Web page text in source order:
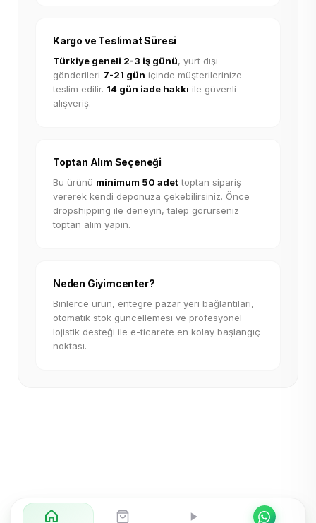
Kargo ve Teslimat Süresi
Türkiye geneli 2-3 iş günü, yurt dışı
gönderileri 7-21 gün içinde müşterilerinize
teslim edilir. 14 gün iade hakkı ile güvenli
alışveriş.
Toptan Alım Seçeneği
Bu ürünü minimum 50 adettoptan sipariş
vererek kendi deponuza çekebilirsiniz. Önce
dropshipping ile deneyin, talep görürseniz
toptan alım yapın.
Neden Giyimcenter?
Binlerce ürün, entegre pazar yeri bağlantıları,
otomatik stok güncellemesi ve profesyonel
lojistik desteği ile e-ticarete en kolay başlangıç
noktası.